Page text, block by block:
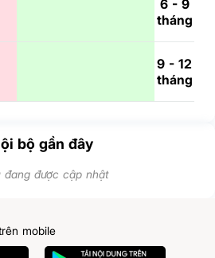
6 - 9
tháng
9 - 12
tháng
bộ gần đây
đang được cập nhật
mobile